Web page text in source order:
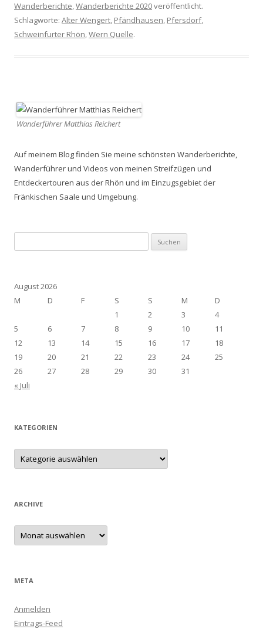
Wanderberichte,Wanderberichte 2020veröffentlicht.
Schlagworte: Alter Wengert, Pfändhausen, Pfersdorf,
Schweinfurter Rhön,Wern Quelle.
Wanderführer Matthias Reichert
Auf meinem Blog finden Sie meine schönsten Wanderberichte,
Wanderführer und Videos von meinen Streifzügen und
Entdeckertouren aus der Rhön und im Einzugsgebiet der
Fränkischen Saale und Umgebung.
nach:
August 2026
M
D F S S M
D
1
2 3
4
5
6 7 8 9 10
11
12
13 14 15 16 17
18
19
20 21 22 23 24
25
26
27 28 29 30
31
« Juli
KATEGORIEN
Kategorien
ARCHIVE
Archive
META
Anmelden
Eintrags-Feed